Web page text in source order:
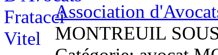
Association
MONTREUIL